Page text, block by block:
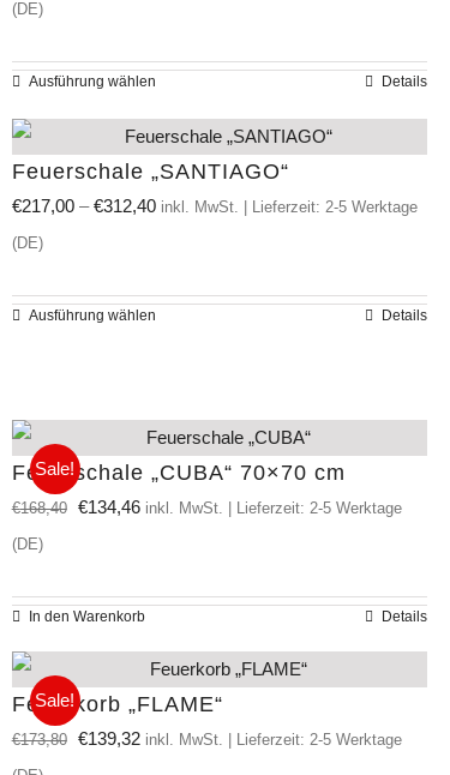
Optionen
auf
der
Produktseite
(DE)
Ausführung wählenDieses
Produkt
weist
mehrere
Die
der
Produktseite
gewählt
Details
Feuerschale „SANTIAGO“
€217,00–€312,40 inkl. MwSt. | Lieferzeit: 2-5 Werktage
(DE)
Ausführung wählenDieses
mehrere
Varianten
auf.
können
der
Produktseite
Details
Sale!
Feuerschale „CUBA“ 70×70 cm
€168,40
Ursprünglicher
€168,40
€134,46Aktueller
€134,46.
inkl. MwSt. | Lieferzeit: 2-5 Werktage
(DE)
In den Warenkorb Details
Sale!
Feuerkorb „FLAME“
€173,80
Ursprünglicher
€139,32Aktueller
inkl. MwSt. | Lieferzeit: 2-5 Werktage